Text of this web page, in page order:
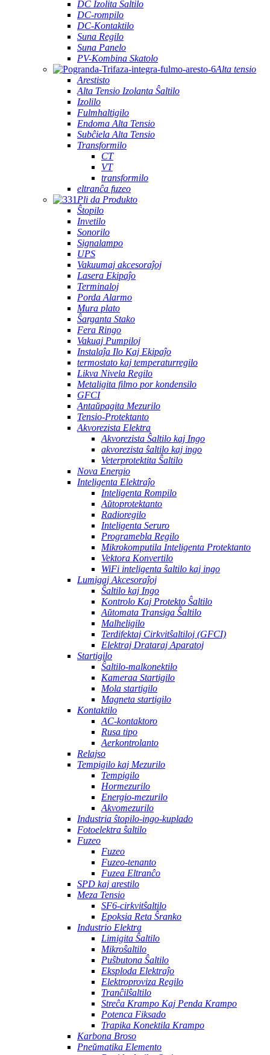
DC Izolita Ŝaltilo
DC-rompilo
DC-Kontaktilo
Suna Regilo
Suna Panelo
PV-Kombina Skatolo
Alta tensio
Arestisto
Alta Tensio Izolanta Ŝaltilo
Izolilo
Fulmhaltigilo
Endoma Alta Tensio
Subĉiela Alta Tensio
Transformilo
CT
VT
transformilo
eltranĉa fuzeo
Pli da Produkto
Ŝtopilo
Invetilo
Sonorilo
Signalampo
UPS
Vakuumaj akcesoraĵoj
Lasera Ekipaĵo
Terminaloj
Porda Alarmo
Mura plato
Ŝarganta Stako
Fera Ringo
Vakuaj Pumpiloj
Instalaĵa Ilo Kaj Ekipaĵo
termostato kaj temperaturregilo
Likva Nivela Regilo
Metaligita filmo por kondensilo
GFCI
Antaŭpagita Mezurilo
Tensio-Protektanto
Akvorezista Elektra
Akvorezista Ŝaltilo kaj Ingo
akvorezista ŝaltilo kaj ingo
Veterprotektita Ŝaltilo
Nova Energio
Inteligenta Elektraĵo
Inteligenta Rompilo
Aŭtoprotektanto
Radioregilo
Inteligenta Seruro
Programebla Regilo
Mikrokomputila Inteligenta Protektanto
Vektora Konvertilo
WiFi inteligenta ŝaltilo kaj ingo
Lumigaj Akcesoraĵoj
Ŝaltilo kaj Ingo
Kontrolo Kaj Protekto Ŝaltilo
Aŭtomata Transiga Ŝaltilo
Malheligilo
Terdifektaj Cirkvitŝaltiloj (GFCI)
Elektraj Drataraj Aparatoj
Startigilo
Ŝaltilo-malkonektilo
Kameraa Startigilo
Mola startigilo
Magneta startigilo
Kontaktilo
AC-kontaktoro
Rusa tipo
Aerkontrolanto
Relajso
Tempigilo kaj Mezurilo
Tempigilo
Hormezurilo
Energio-mezurilo
Akvomezurilo
Industria ŝtopilo-ingo-kuplado
Fotoelektra ŝaltilo
Fuzeo
Fuzeo
Fuzeo-tenanto
Fuzea Eltranĉo
SPD kaj arestilo
Meza Tensio
SF6-cirkvitŝaltilo
Epoksia Reta Ŝranko
Industrio Elektra
Limigita Ŝaltilo
Mikroŝaltilo
Puŝbutona Ŝaltilo
Eksploda Elektraĵo
Elektroproviza Regilo
Tranĉilŝaltilo
Streĉa Krampo Kaj Penda Krampo
Potenca Fiksado
Trapika Konektila Krampo
Karbona Broso
Pneŭmatika Elemento